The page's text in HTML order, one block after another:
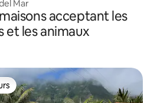
Mar
acceptant les
et les animaux